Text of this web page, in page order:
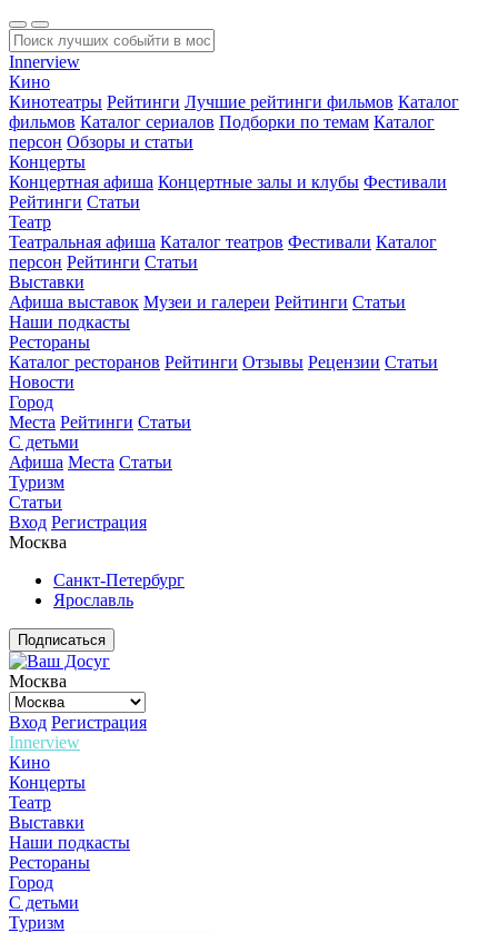
Innerview
Кино
Кинотеатры Рейтинги Лучшие рейтинги фильмов Каталог
фильмов Каталог сериалов Подборки по темам Каталог
персон Обзоры и статьи
Концерты
Концертная афиша Концертные залы и клубы Фестивали
Рейтинги Статьи
Театр
Театральная афиша Каталог театров Фестивали Каталог
персон Рейтинги Статьи
Выставки
Афиша выставок Музеи и галереи Рейтинги Статьи
Наши подкасты
Рестораны
Каталог ресторанов Рейтинги Отзывы Рецензии Статьи
Новости
Город
Места Рейтинги Статьи
С детьми
Афиша Места Статьи
Туризм
Статьи
Вход Регистрация
Москва
Санкт-Петербург
Ярославль
Подписаться
Москва
Вход Регистрация
Innerview
Кино
Концерты
Театр
Выставки
Наши подкасты
Рестораны
Город
С детьми
Туризм